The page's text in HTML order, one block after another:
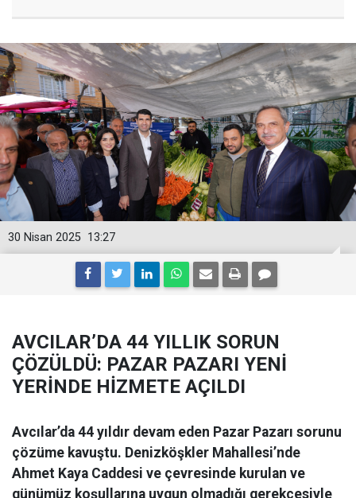
13:27
30 Nisan 2025
AVCILAR’DA 44 YILLIK SORUN
ÇÖZÜLDÜ: PAZAR PAZARI YENİ
YERİNDE HİZMETE AÇILDI
Avcılar’da 44 yıldır devam eden Pazar Pazarı sorunu
çözüme kavuştu. Denizköşkler Mahallesi’nde
Ahmet Kaya Caddesi ve çevresinde kurulan ve
günümüz koşullarına uygun olmadığı gerekçesiyle